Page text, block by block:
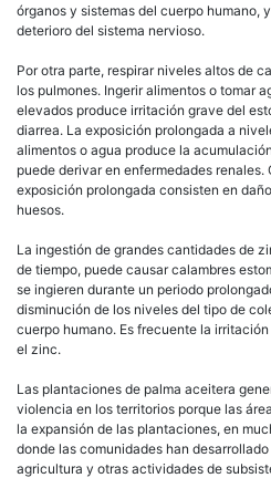
órganos y sistemas del cuerpo humano,
deterioro del sistema nervioso.
Por otra parte, respirar niveles altos de
los pulmones. Ingerir alimentos o tomar
elevados produce irritación grave del
diarrea. La exposición prolongada a
alimentos o agua produce la
puede derivar en enfermedades renales.
exposición prolongada consisten en
huesos.
La ingestión de grandes cantidades de
de tiempo, puede causar calambres
se ingieren durante un periodo
disminución de los niveles del tipo de
cuerpo humano. Es frecuente la
el zinc.
Las plantaciones de palma aceitera
violencia en los territorios porque las
la expansión de las plantaciones, en
donde las comunidades han
agricultura y otras actividades de